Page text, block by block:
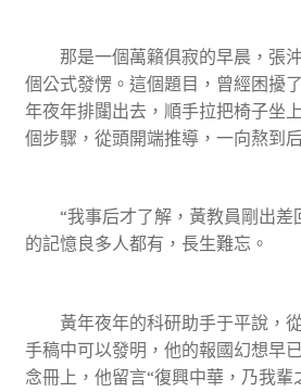
那是一個萬籟俱寂的早晨，張沖
個公式發愣。這個題目，曾經困擾
年夜年排闥出去，順手拉把椅子坐
個步驟，從頭開端推導，一向熬到
“我事后才了解，黃教員剛出差
的記憶良多人都有，長生難忘。
黃年夜年的科研助手于平說，從
手稿中可以發明，他的報國幻想早
念冊上，他留言“復興中華，乃我輩